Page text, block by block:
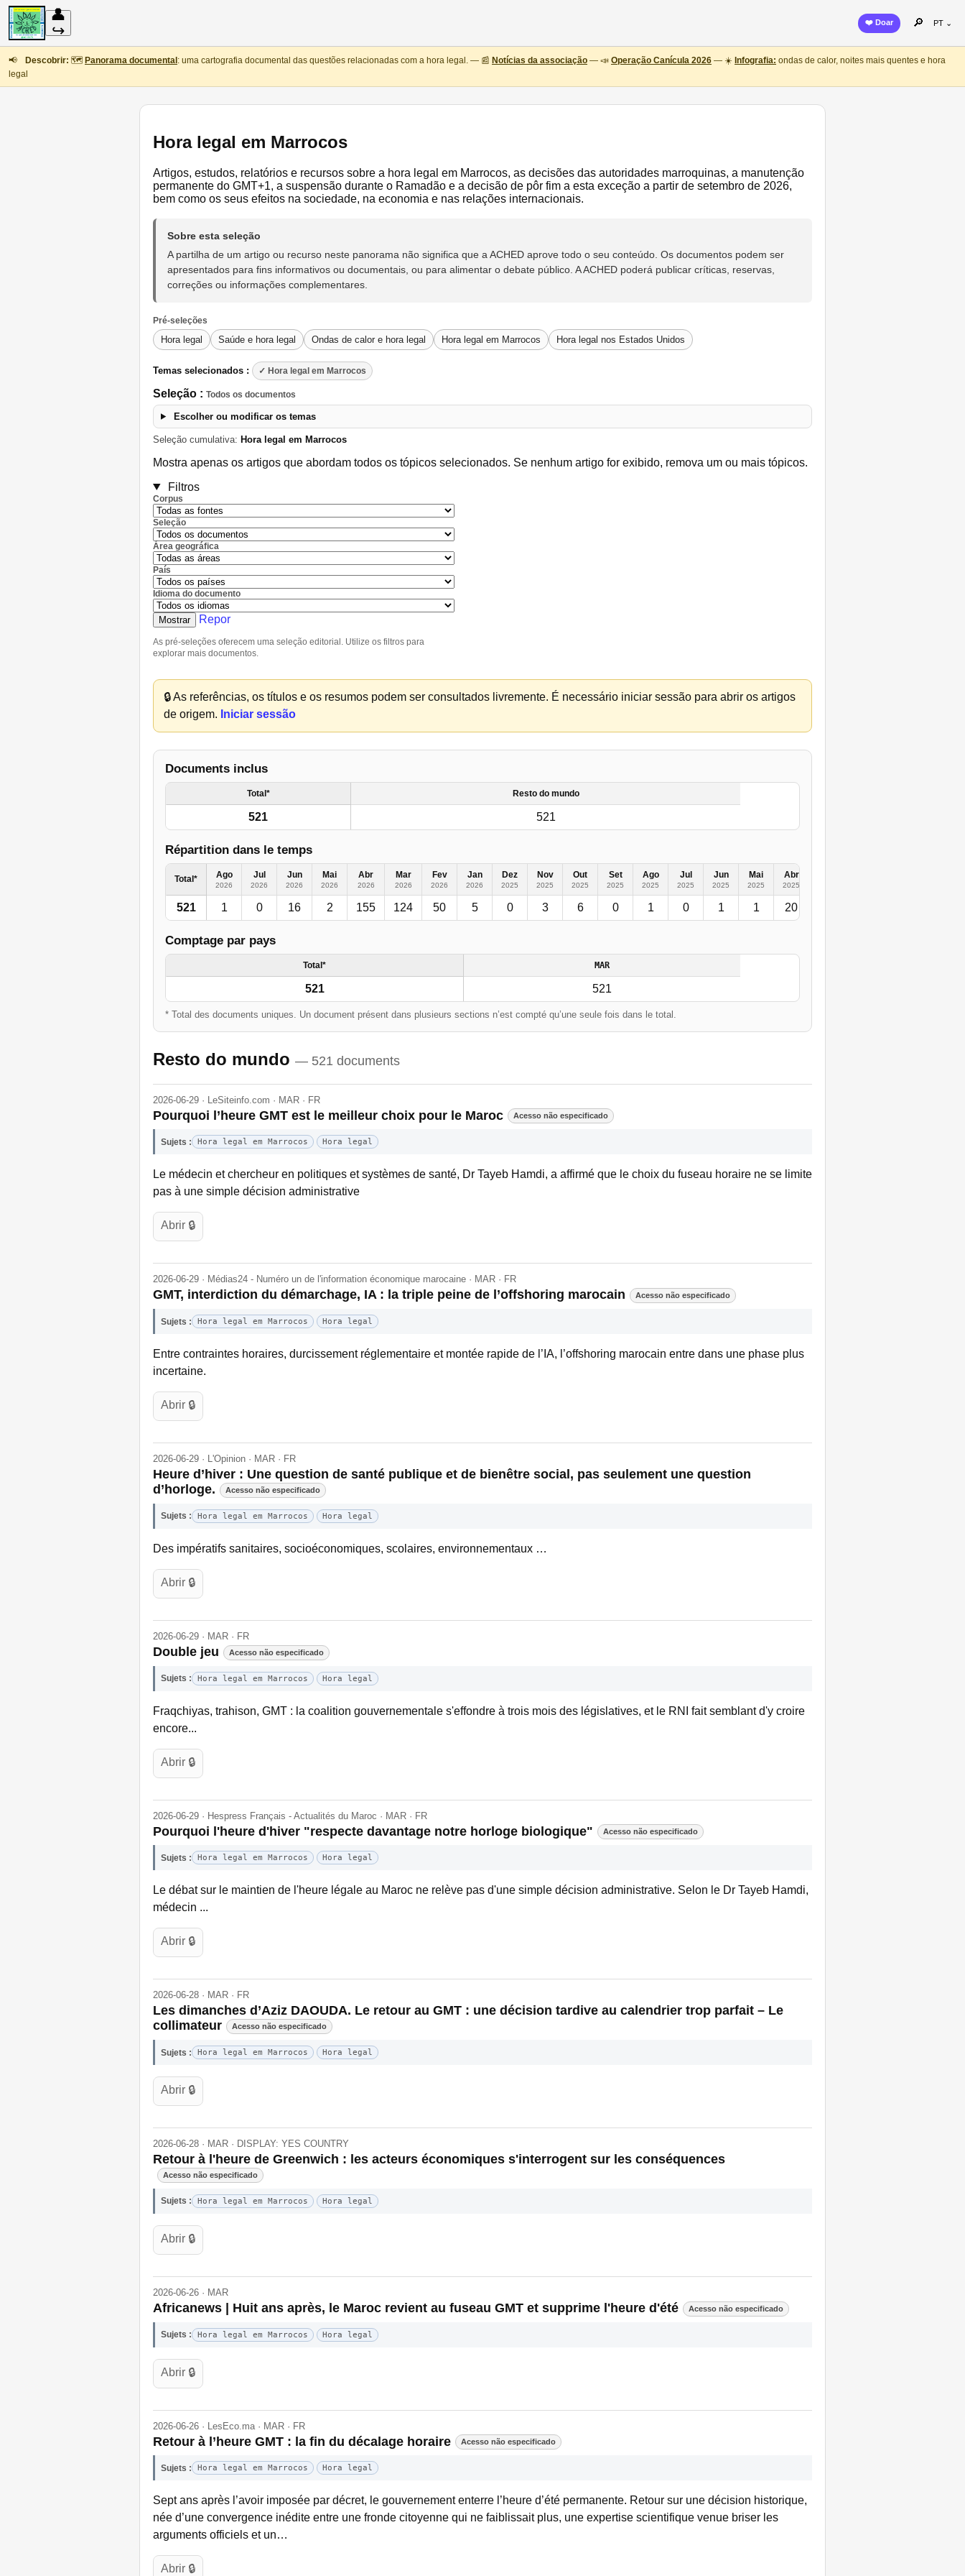
👤
↪
❤️ Doar 🔎 PT ⌄
📢 Descobrir: 🗺️ Panorama documental : uma cartografia documental das questões relacionadas com a hora legal. — 📰 Notícias da associação — 📣 Operação Canícula 2026 — ☀️ Infografia: ondas de calor, noites mais quentes e hora
legal
Hora legal em Marrocos
Artigos, estudos, relatórios e recursos sobre a hora legal em Marrocos, as decisões das autoridades marroquinas, a manutenção
permanente do GMT+1, a suspensão durante o Ramadão e a decisão de pôr fim a esta exceção a partir de setembro de 2026,
bem como os seus efeitos na sociedade, na economia e nas relações internacionais.
Sobre esta seleção
A partilha de um artigo ou recurso neste panorama não significa que a ACHED aprove todo o seu conteúdo. Os documentos podem ser
apresentados para fins informativos ou documentais, ou para alimentar o debate público. A ACHED poderá publicar críticas, reservas,
correções ou informações complementares.
Pré-seleções
Hora legal Saúde e hora legal Ondas de calor e hora legal Hora legal em Marrocos Hora legal nos Estados Unidos
Temas selecionados : ✓ Hora legal em Marrocos
Seleção : Todos os documentos
Escolher ou modificar os temas
Seleção cumulativa: Hora legal em Marrocos
Mostra apenas os artigos que abordam todos os tópicos selecionados. Se nenhum artigo for exibido, remova um ou mais tópicos.
Filtros
Corpus
Seleção
Área geográfica
País
Idioma do documento
Mostrar Repor
As pré-seleções oferecem uma seleção editorial. Utilize os filtros para
explorar mais documentos.
🔒As referências, os títulos e os resumos podem ser consultados livremente. É necessário iniciar sessão para abrir os artigos
de origem. Iniciar sessão
Documents inclus
Total* Resto do mundo
521 521
Répartition dans le temps
Total* Ago
2026
Jul
2026
Jun
2026
Mai
2026
Abr
2026
Mar
2026
Fev
2026
Jan
2026
Dez
2025
Nov
2025
Out
2025
Set
2025
Ago
2025
Jul
2025
Jun
2025
Mai
2025
Abr
2025
521 1 0 16 2 155 124 50 5 0 3 6 0 1 0 1 1 20
Comptage par pays
Total* MAR
521 521
* Total des documents uniques. Un document présent dans plusieurs sections n’est compté qu’une seule fois dans le total.
Resto do mundo — 521 documents
2026-06-29 · LeSiteinfo.com · MAR · FR
Pourquoi l’heure GMT est le meilleur choix pour le Maroc Acesso não especificado
Sujets : Hora legal em Marrocos Hora legal
Le médecin et chercheur en politiques et systèmes de santé, Dr Tayeb Hamdi, a affirmé que le choix du fuseau horaire ne se limite
pas à une simple décision administrative
Abrir 🔒
2026-06-29 · Médias24 - Numéro un de l'information économique marocaine · MAR · FR
GMT, interdiction du démarchage, IA : la triple peine de l’offshoring marocain Acesso não especificado
Sujets : Hora legal em Marrocos Hora legal
Entre contraintes horaires, durcissement réglementaire et montée rapide de l’IA, l’offshoring marocain entre dans une phase plus
incertaine.
Abrir 🔒
2026-06-29 · L'Opinion · MAR · FR
Heure d’hiver : Une question de santé publique et de bienêtre social, pas seulement une question
d’horloge.
Acesso não especificado
Sujets : Hora legal em Marrocos Hora legal
Des impératifs sanitaires, socioéconomiques, scolaires, environnementaux …
Abrir 🔒
2026-06-29 · MAR · FR
Double jeu Acesso não especificado
Sujets : Hora legal em Marrocos Hora legal
Fraqchiyas, trahison, GMT : la coalition gouvernementale s'effondre à trois mois des législatives, et le RNI fait semblant d'y croire
encore...
Abrir 🔒
2026-06-29 · Hespress Français - Actualités du Maroc · MAR · FR
Pourquoi l'heure d'hiver "respecte davantage notre horloge biologique" Acesso não especificado
Sujets : Hora legal em Marrocos Hora legal
Le débat sur le maintien de l'heure légale au Maroc ne relève pas d'une simple décision administrative. Selon le Dr Tayeb Hamdi,
médecin ...
Abrir 🔒
2026-06-28 · MAR · FR
Les dimanches d’Aziz DAOUDA. Le retour au GMT : une décision tardive au calendrier trop parfait – Le
collimateur
Acesso não especificado
Sujets : Hora legal em Marrocos Hora legal
Abrir 🔒
2026-06-28 · MAR · DISPLAY: YES COUNTRY
Retour à l'heure de Greenwich : les acteurs économiques s'interrogent sur les conséquences
Acesso não especificado
Sujets : Hora legal em Marrocos Hora legal
Abrir 🔒
2026-06-26 · MAR
Africanews | Huit ans après, le Maroc revient au fuseau GMT et supprime l'heure d'été Acesso não especificado
Sujets : Hora legal em Marrocos Hora legal
Abrir 🔒
2026-06-26 · LesEco.ma · MAR · FR
Retour à l’heure GMT : la fin du décalage horaire Acesso não especificado
Sujets : Hora legal em Marrocos Hora legal
Sept ans après l’avoir imposée par décret, le gouvernement enterre l’heure d’été permanente. Retour sur une décision historique,
née d’une convergence inédite entre une fronde citoyenne qui ne faiblissait plus, une expertise scientifique venue briser les
arguments officiels et un…
Abrir 🔒